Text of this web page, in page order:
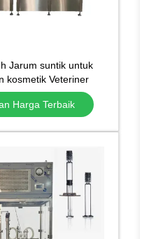
Jarum suntik untuk
kosmetik Veteriner
220V
Jarum suntik
Harga Terbaik